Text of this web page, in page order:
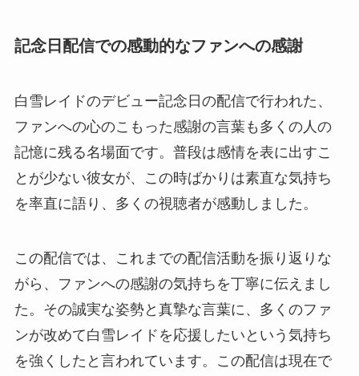
記念日配信での感動的なファンへの感謝
白雪レイドのデビュー記念日の配信で行われた、
ファンへの心のこもった感謝の言葉も多くの人の
記憶に残る名場面です。普段は感情を表に出すこ
とが少ない彼女が、この時ばかりは素直な気持ち
を率直に語り、多くの視聴者が感動しました。
この配信では、これまでの配信活動を振り返りな
がら、ファンへの感謝の気持ちを丁寧に伝えまし
た。その誠実な姿勢と真摯な言葉に、多くのファ
ンが改めて白雪レイドを応援したいという気持ち
を強くしたと言われています。この配信は現在で